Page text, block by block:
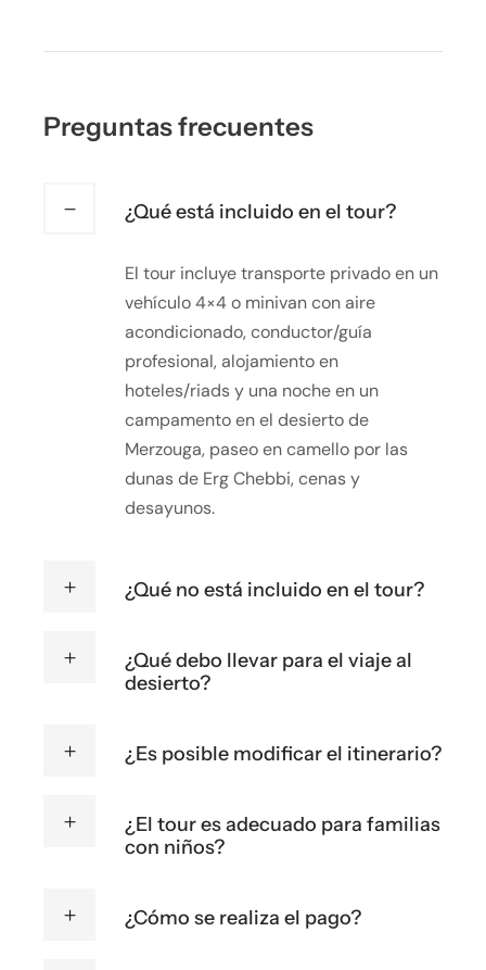
Preguntas frecuentes
¿Qué está incluido en el tour?
El tour incluye transporte privado en un
vehículo 4×4 o minivan con aire
acondicionado, conductor/guía
profesional, alojamiento en
hoteles/riads y una noche en un
campamento en el desierto de
Merzouga, paseo en camello por las
dunas de Erg Chebbi, cenas y
desayunos.
¿Qué no está incluido en el tour?
¿Qué debo llevar para el viaje al
desierto?
¿Es posible modificar el itinerario?
¿El tour es adecuado para familias
con niños?
¿Cómo se realiza el pago?